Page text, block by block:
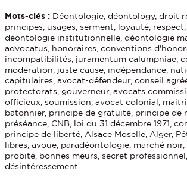
Mots-clés : Déontologie, déontology, droit
principes, usages, serment, loyauté, respect,
déontologie institutionnelle, déontologie
advocatus, honoraires, conventions
incompatibilités, juramentum calumpniae,
modération, juste cause, indépendance,
capitulaires, avocat-défendeur, conseil
protectorats, gouverneur, avocats
officieux, soumission, avocat colonial,
batonnier, principe de gratuité, principe de
préséance, CNB, loi du 31 décembre 1971,
principe de liberté, Alsace Moselle, Alger,
libres, avoue, paradéontologie, marché noir,
probité, bonnes meurs, secret
désintéressement.